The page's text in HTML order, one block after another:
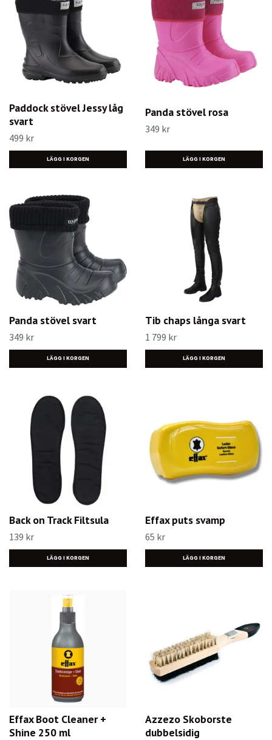
Paddock stövel Jessy låg
svart
499 kr
LÄGG I KORGEN
Panda stövel rosa
349 kr
LÄGG I KORGEN
Panda stövel svart
349 kr
LÄGG I KORGEN
Tib chaps långa svart
1 799 kr
LÄGG I KORGEN
Back on Track Filtsula
139 kr
LÄGG I KORGEN
Effax puts svamp
65 kr
Effax Boot Cleaner +
Shine 250 ml
Azzezo Skoborste
dubbelsidig